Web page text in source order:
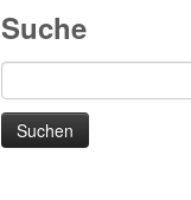
Suche
nach: